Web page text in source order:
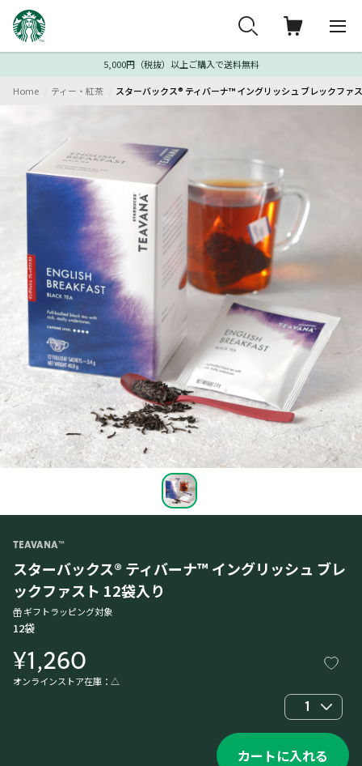
5,000円（税抜）以上ご購入で送料無料
Home ティー・紅茶 スターバックス® ティバーナ™ イングリッシュ ブレックファ
TEAVANA™
スターバックス® ティバーナ™ イングリッシュ ブレ
ックファスト 12袋入り
ギフトラッピング対象
12袋
¥1,260
オンラインストア在庫： △
1
カートに入れる